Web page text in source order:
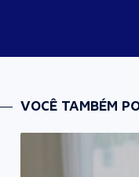
VOCÊ TAMBÉM